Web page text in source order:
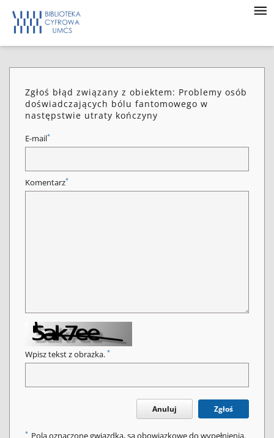
Zgłoś błąd związany z obiektem: Problemy osób
doświadczających bólu fantomowego w
następstwie utraty kończyny
E-mail*
Komentarz*
Wpisz tekst z obrazka. *
Anuluj Zgłoś
* Pola oznaczone gwiazdką, są obowiązkowe do wypełnienia.